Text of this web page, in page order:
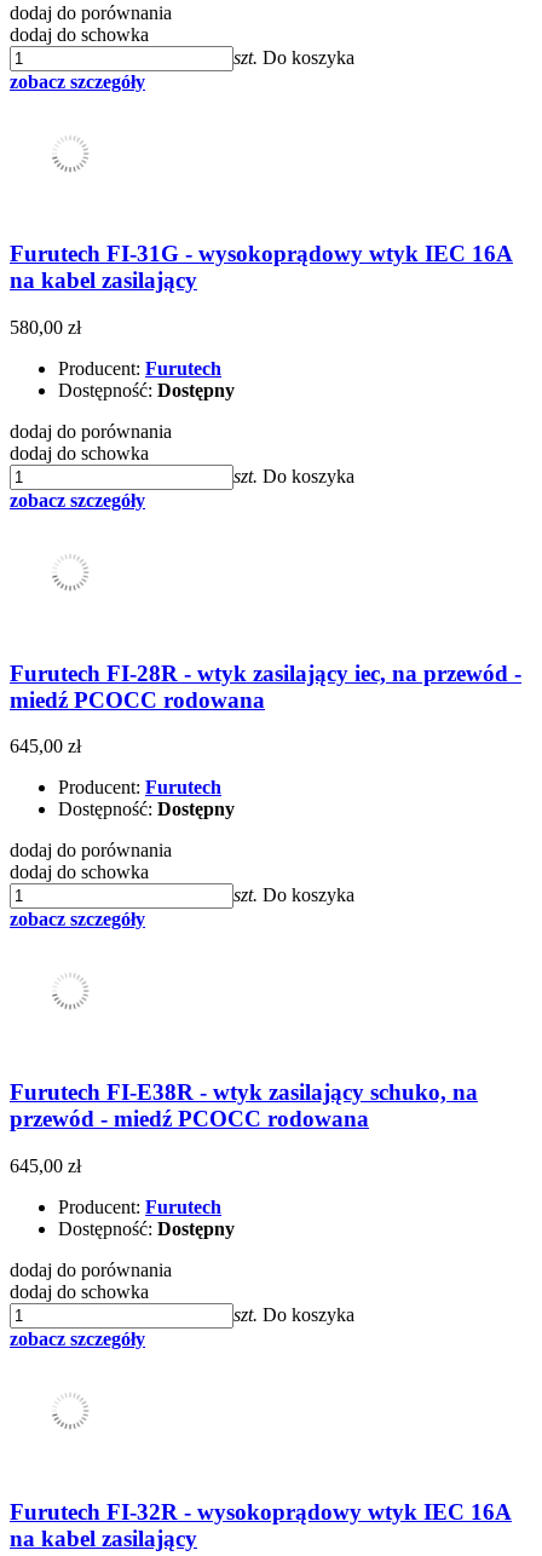
dodaj do porównania
dodaj do schowka
szt. Do koszyka
zobacz szczegóły
Furutech FI-31G - wysokoprądowy wtyk IEC 16A
na kabel zasilający
580,00 zł
Producent: Furutech
Dostępność: Dostępny
dodaj do porównania
dodaj do schowka
szt. Do koszyka
zobacz szczegóły
Furutech FI-28R - wtyk zasilający iec, na przewód -
miedź PCOCC rodowana
645,00 zł
Producent: Furutech
Dostępność: Dostępny
dodaj do porównania
dodaj do schowka
szt. Do koszyka
zobacz szczegóły
Furutech FI-E38R - wtyk zasilający schuko, na
przewód - miedź PCOCC rodowana
645,00 zł
Producent: Furutech
Dostępność: Dostępny
dodaj do porównania
dodaj do schowka
szt. Do koszyka
zobacz szczegóły
Furutech FI-32R - wysokoprądowy wtyk IEC 16A
na kabel zasilający